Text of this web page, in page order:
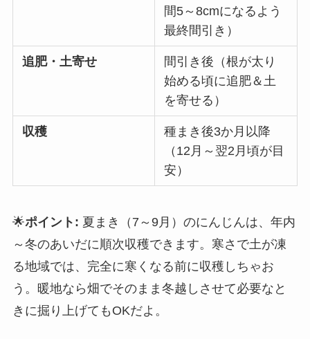
間5～8cmになるよう
最終間引き）
追肥・土寄せ
間引き後（根が太り
始める頃に追肥＆土
を寄せる）
収穫
種まき後3か月以降
（12月～翌2月頃が目
安）
🌟ポイント: 夏まき（7～9月）のにんじんは、年内
～冬のあいだに順次収穫できます。寒さで土が凍
る地域では、完全に寒くなる前に収穫しちゃお
う。暖地なら畑でそのまま冬越しさせて必要なと
きに掘り上げてもOKだよ。